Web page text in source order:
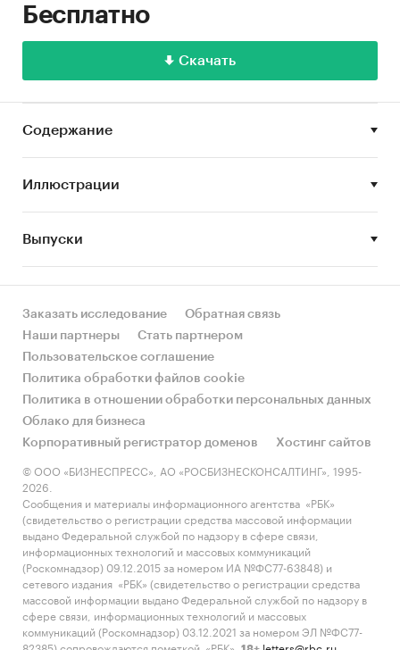
Бесплатно
Скачать
Содержание
Иллюстрации
Выпуски
Заказать исследование
Обратная связь
Наши партнеры
Стать партнером
Пользовательское соглашение
Политика обработки файлов cookie
Политика в отношении обработки персональных данных
Облако для бизнеса
Корпоративный регистратор доменов
Хостинг сайтов
© ООО «БИЗНЕСПРЕСС», АО «РОСБИЗНЕСКОНСАЛТИНГ», 1995-
2026.
Сообщения и материалы информационного агентства «РБК»
(свидетельство о регистрации средства массовой информации
выдано Федеральной службой по надзору в сфере связи,
информационных технологий и массовых коммуникаций
(Роскомнадзор) 09.12.2015 за номером ИА №ФС77-63848) и
сетевого издания «РБК» (свидетельство о регистрации средства
массовой информации выдано Федеральной службой по надзору в
сфере связи, информационных технологий и массовых
коммуникаций (Роскомнадзор) 03.12.2021 за номером ЭЛ №ФС77-